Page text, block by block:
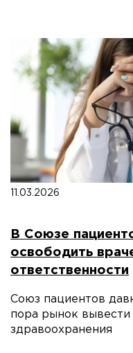
11.03.2026
В Союзе
освободить
ответственности
Союз пациентов
пора рынок вывести
здравоохранения